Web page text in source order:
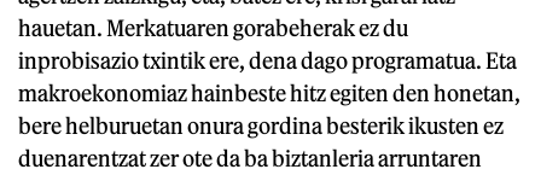
hauetan. Merkatuaren gorabeherak ez du
inprobisazio txintik ere, dena dago programatua. Eta
makroekonomiaz hainbeste hitz egiten den honetan,
bere helburuetan onura gordina besterik ikusten ez
duenarentzat zer ote da ba biztanleria arruntaren